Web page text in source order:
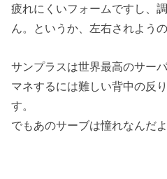
疲れにくいフォームですし、
ん。というか、左右されよう
サンプラスは世界最高のサー
マネするには難しい背中の反
す。
でもあのサーブは憧れなんだ